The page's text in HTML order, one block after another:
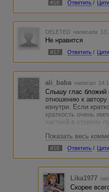
#16 Ответить /
DELETED написала
Не нравится
#17 Ответить /
ali_baba написал
Слышу глас бложий
отношению к
изнутри. Если
краткость очень
частной в сторону
Но мне
тема песни
"Заполнен зал, в
На сцене - свет, а в
Сейчас вас будут
Сегодня просто
Показать весь
#18 Ответить /
Lika1977
Скорее